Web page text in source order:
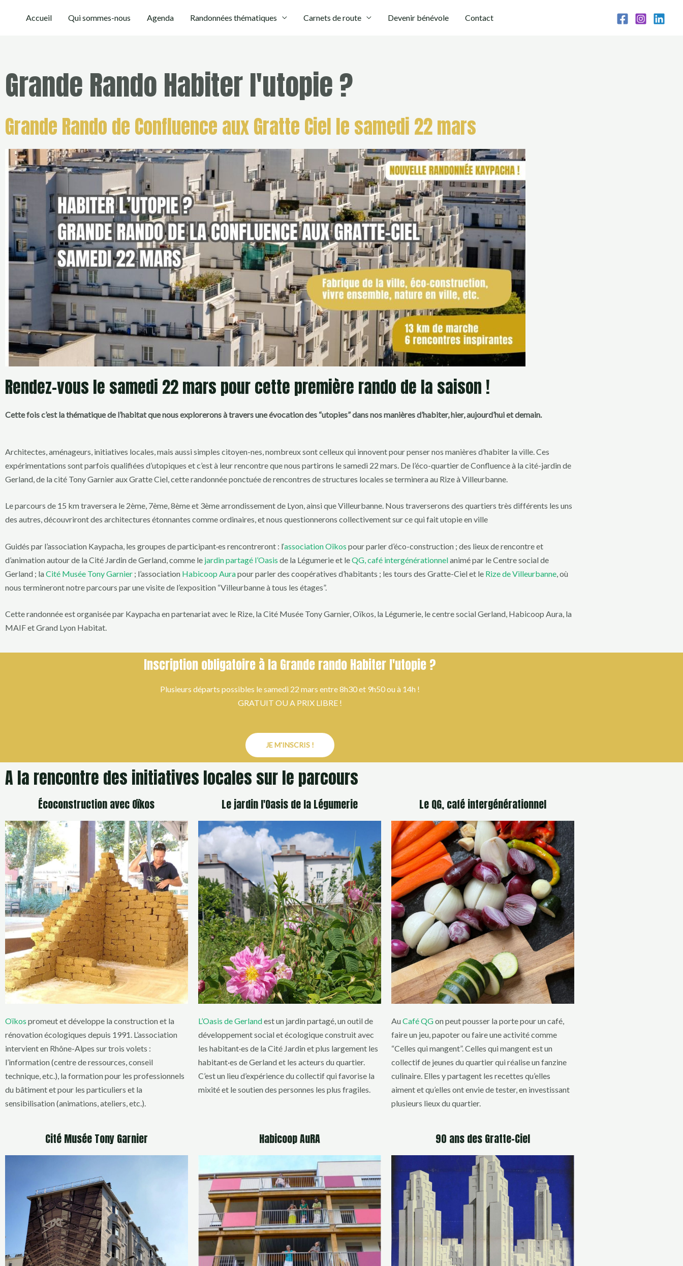
Accueil Qui sommes-nous Agenda Randonnées thématiques Carnets de route Devenir bénévole Contact
Grande Rando Habiter l'utopie ?
Grande Rando de Confluence aux Gratte Ciel le samedi 22 mars
Rendez-vous le samedi 22 mars pour cette première rando de la saison !
Cette fois c’est la thématique de l’habitat que nous explorerons à travers une évocation des “utopies” dans nos manières d’habiter, hier, aujourd’hui et demain.
Architectes, aménageurs, initiatives locales, mais aussi simples citoyen-nes, nombreux sont celleux qui innovent pour penser nos manières d’habiter la ville. Ces
expérimentations sont parfois qualifiées d’utopiques et c’est à leur rencontre que nous partirons le samedi 22 mars. De l’éco-quartier de Confluence à la cité-jardin de
Gerland, de la cité Tony Garnier aux Gratte Ciel, cette randonnée ponctuée de rencontres de structures locales se terminera au Rize à Villeurbanne.
Le parcours de 15 km traversera le 2ème, 7ème, 8ème et 3ème arrondissement de Lyon, ainsi que Villeurbanne. Nous traverserons des quartiers très différents les uns
des autres, découvriront des architectures étonnantes comme ordinaires, et nous questionnerons collectivement sur ce qui fait utopie en ville
Guidés par l’association Kaypacha, les groupes de participant·es rencontreront : l‘association Oïkos pour parler d’éco-construction ; des lieux de rencontre et
d’animation autour de la Cité Jardin de Gerland, comme le jardin partagé l’Oasis de la Légumerie et leQG, café intergénérationnelanimé par le Centre social de
Gerland ; laCité Musée Tony Garnier ; l’association Habicoop Aurapour parler des coopératives d’habitants ; les tours des Gratte-Ciel et le Rize de Villeurbanne , où
nous termineront notre parcours par une visite de l’exposition “Villeurbanne à tous les étages”.
Cette randonnée est organisée par Kaypacha en partenariat avec le Rize, la Cité Musée Tony Garnier, Oïkos, la Légumerie, le centre social Gerland, Habicoop Aura, la
MAIF et Grand Lyon Habitat.
Inscription obligatoire à la Grande rando Habiter l'utopie ?
Plusieurs départs possibles le samedi 22 mars entre 8h30 et 9h50 ou à 14h !
GRATUIT OU A PRIX LIBRE !
JE M'INSCRIS !
A la rencontre des initiatives locales sur le parcours
Écoconstruction avec Oïkos
Oïkos promeut et développe la construction et la
rénovation écologiques depuis 1991. L’association
intervient en Rhône-Alpes sur trois volets :
l’information (centre de ressources, conseil
technique, etc.), la formation pour les professionnels
du bâtiment et pour les particuliers et la
sensibilisation (animations, ateliers, etc.).
Le jardin l'Oasis de la Légumerie
L’Oasis de Gerlandest un jardin partagé, un outil de
développement social et écologique construit avec
les habitant·es de la Cité Jardin et plus largement les
habitant·es de Gerland et les acteurs du quartier.
C’est un lieu d’expérience du collectif qui favorise la
mixité et le soutien des personnes les plus fragiles.
Le QG, café intergénérationnel
AuCafé QGon peut pousser la porte pour un café,
faire un jeu, papoter ou faire une activité comme
“Celles qui mangent”. Celles qui mangent est un
collectif de jeunes du quartier qui réalise un fanzine
culinaire. Elles y partagent les recettes qu’elles
aiment et qu’elles ont envie de tester, en investissant
plusieurs lieux du quartier.
Cité Musée Tony Garnier Habicoop AuRA 90 ans des Gratte-Ciel